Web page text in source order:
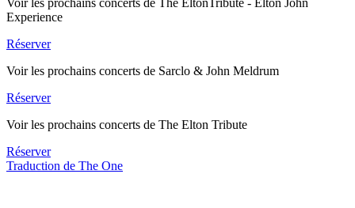
Experience
Réserver
Voir les prochains concerts de Sarclo & John Meldrum
Réserver
Voir les prochains concerts de The Elton Tribute
Réserver
Traduction de The One